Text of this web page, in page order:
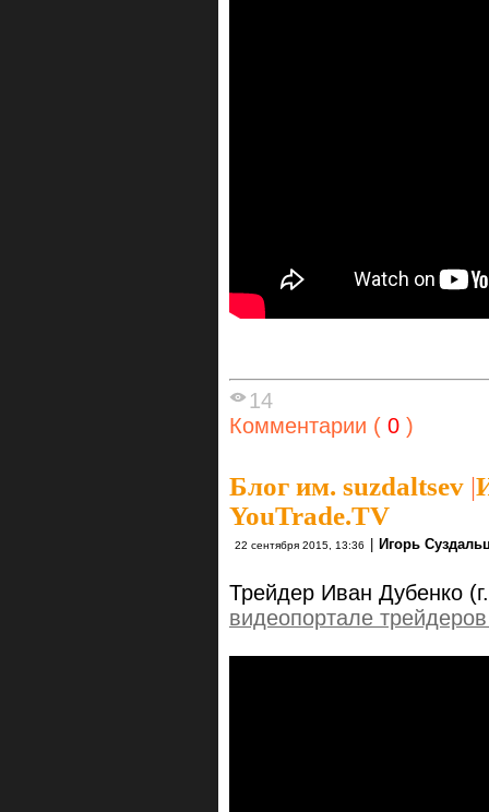
14
Комментарии ( 0 )
Блог им. suzdaltsev |
YouTrade.TV
22 сентября 2015, 13:36 Игорь
Трейдер Иван Дубенко
видеопортале